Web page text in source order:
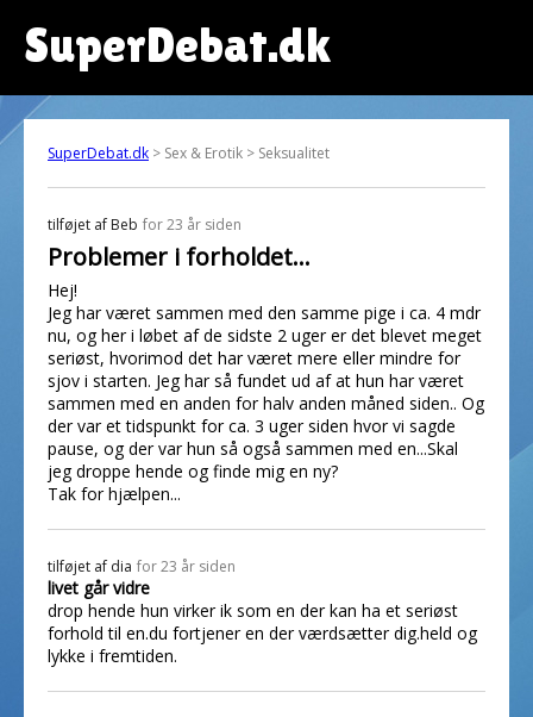
SuperDebat.dk
SuperDebat.dk > Sex & Erotik > Seksualitet
tilføjet af Beb for 23 år siden
Problemer i forholdet...
Hej!
Jeg har været sammen med den samme pige i ca. 4 mdr
nu, og her i løbet af de sidste 2 uger er det blevet meget
seriøst, hvorimod det har været mere eller mindre for
sjov i starten. Jeg har så fundet ud af at hun har været
sammen med en anden for halv anden måned siden.. Og
der var et tidspunkt for ca. 3 uger siden hvor vi sagde
pause, og der var hun så også sammen med en...Skal
jeg droppe hende og finde mig en ny?
Tak for hjælpen...
tilføjet af dia for 23 år siden
livet går vidre
drop hende hun virker ik som en der kan ha et seriøst
forhold til en.du fortjener en der værdsætter dig.held og
lykke i fremtiden.